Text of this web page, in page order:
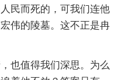
民而死的，可我们连他
伟的陵墓。这不正是冉
也值得我们深思。为么